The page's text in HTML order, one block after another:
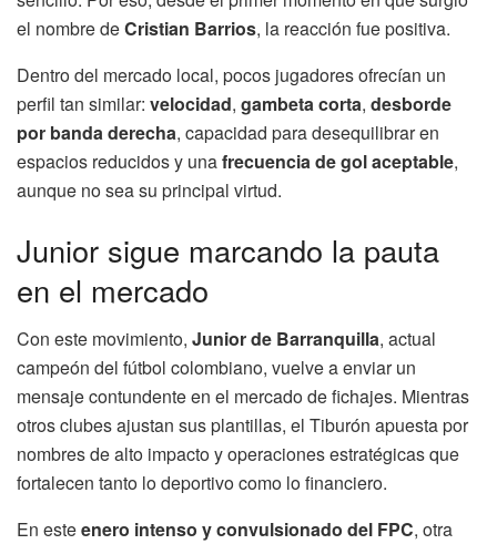
el nombre deCristian Barrios, la reacción fue positiva.
Dentro del mercado local, pocos jugadores ofrecían un
perfil tan similar: velocidad, gambeta corta, desborde
por banda derecha, capacidad para desequilibrar en
espacios reducidos y unafrecuencia de gol aceptable,
aunque no sea su principal virtud.
Junior sigue marcando la pauta
en el mercado
Con este movimiento, Junior de Barranquilla, actual
campeón del fútbol colombiano, vuelve a enviar un
mensaje contundente en el mercado de fichajes. Mientras
otros clubes ajustan sus plantillas, el Tiburón apuesta por
nombres de alto impacto y operaciones estratégicas que
fortalecen tanto lo deportivo como lo financiero.
En esteenero intenso y convulsionado del FPC, otra